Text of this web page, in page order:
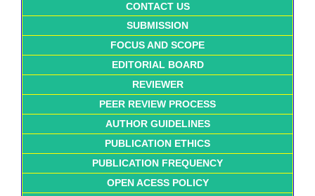
CONTACT US
SUBMISSION
FOCUS AND SCOPE
EDITORIAL BOARD
REVIEWER
PEER REVIEW PROCESS
AUTHOR GUIDELINES
PUBLICATION ETHICS
PUBLICATION FREQUENCY
OPEN ACESS POLICY